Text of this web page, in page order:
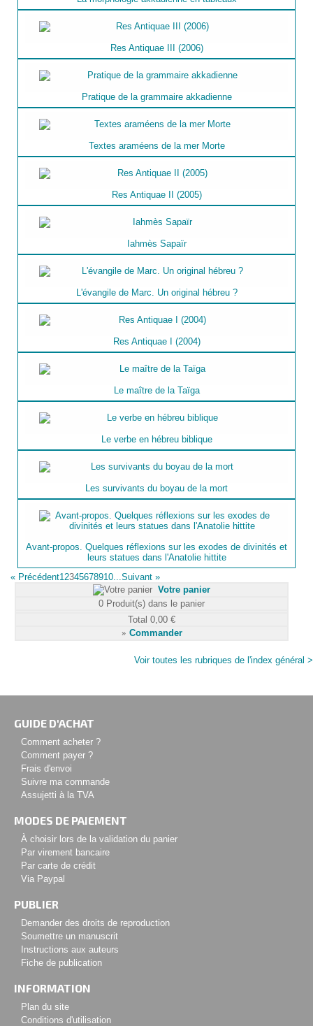
Res Antiquae III (2006)
Pratique de la grammaire akkadienne
Textes araméens de la mer Morte
Res Antiquae II (2005)
Iahmès Sapaïr
L'évangile de Marc. Un original hébreu ?
Res Antiquae I (2004)
Le maître de la Taïga
Le verbe en hébreu biblique
Les survivants du boyau de la mort
Avant-propos. Quelques réflexions sur les exodes de divinités et
leurs statues dans l'Anatolie hittite
« Précédent12345678910...Suivant »
Votre panier
0 Produit(s) dans le panier
Total 0,00 €
» Commander
Voir toutes les rubriques de l'index général >
GUIDE D'ACHAT
Comment acheter ?
Comment payer ?
Frais d'envoi
Suivre ma commande
Assujetti à la TVA
MODES DE PAIEMENT
À choisir lors de la validation du panier
Par virement bancaire
Par carte de crédit
Via Paypal
PUBLIER
Demander des droits de reproduction
Soumettre un manuscrit
Instructions aux auteurs
Fiche de publication
INFORMATION
Plan du site
Conditions d'utilisation